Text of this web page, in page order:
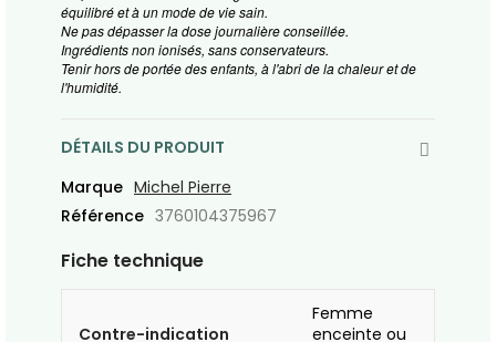
équilibré et à un mode de vie sain.
Ne pas dépasser la dose journalière conseillée.
Ingrédients non ionisés, sans conservateurs.
Tenir hors de portée des enfants, à l'abri de la chaleur et de
l'humidité.
DÉTAILS DU PRODUIT
Marque Michel Pierre
Référence 3760104375967
Fiche technique
Contre-indication
Femme
enceinte ou